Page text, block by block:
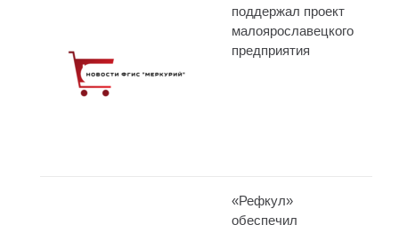
поддержал проект
малоярославецкого
предприятия
«Рефкул»
обеспечил